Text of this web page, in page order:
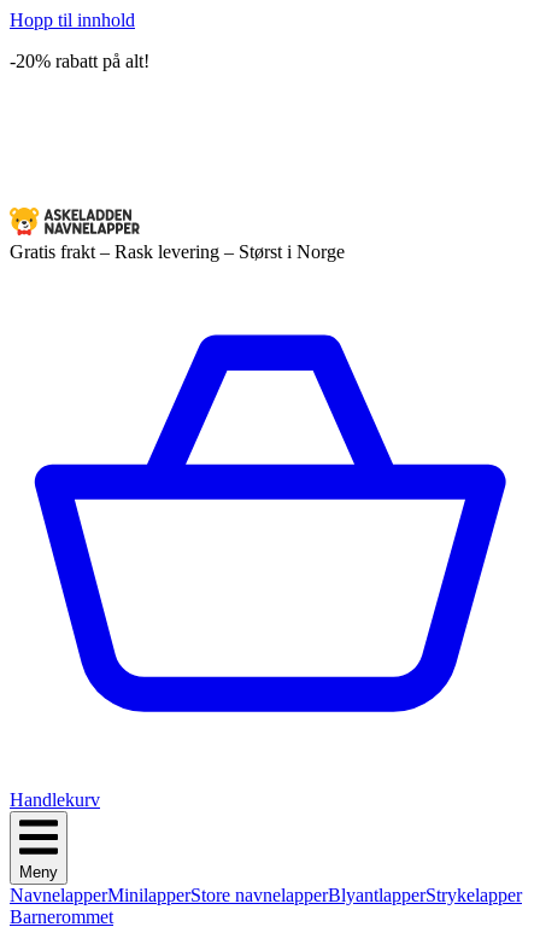
Hopp til innhold
-20% rabatt på alt!
Gratis frakt – Rask levering – Størst i Norge
Handlekurv
Meny
NavnelapperMinilapperStore navnelapperBlyantlapperStrykelapper
Barnerommet